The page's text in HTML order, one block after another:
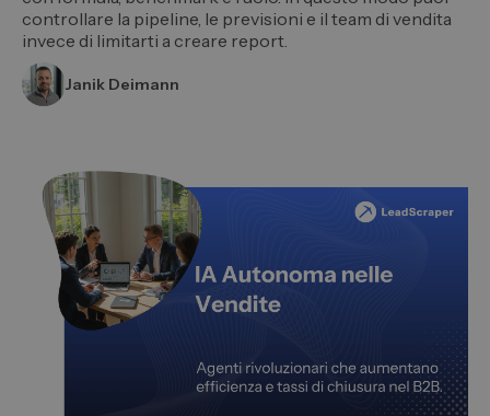
controllare la pipeline, le previsioni e il team di vendita
invece di limitarti a creare report.
Janik Deimann